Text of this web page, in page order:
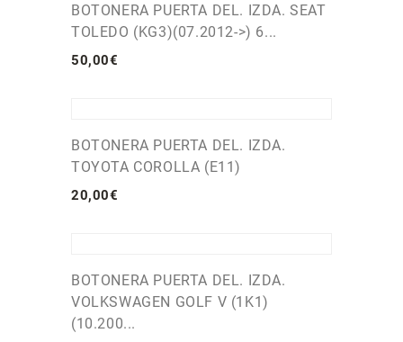
BOTONERA PUERTA DEL. IZDA. SEAT
TOLEDO (KG3)(07.2012->) 6...
50,00€
BOTONERA PUERTA DEL. IZDA.
TOYOTA COROLLA (E11)
20,00€
BOTONERA PUERTA DEL. IZDA.
VOLKSWAGEN GOLF V (1K1)
(10.200...